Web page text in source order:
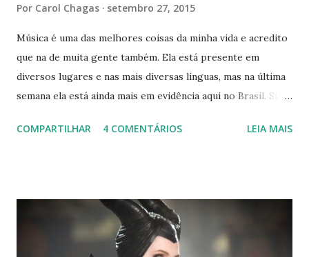
Por Carol Chagas setembro 27, 2015
Música é uma das melhores coisas da minha vida e acredito
que na de muita gente também. Ela está presente em
diversos lugares e nas mais diversas línguas, mas na última
semana ela está ainda mais em evidência aqui no Brasil. Sim,
decidi fazer um post sobre os cantores, mas de um jeitinho
procurar o aniversário dos cantores, resolvi reunir muitos
deles em um post :) Lembrando que podem existir
diferenças nos perfis que eu descrevi, dependendo do
COMPARTILHAR 4 COMENTÁRIOS LEIA MAIS